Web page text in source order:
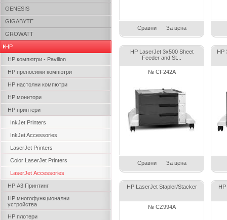
GENESIS
GIGABYTE
GROWATT
HP
HP компютри - Pavilion
HP преносими компютри
HP настолни компютри
HP монитори
HP принтери
InkJet Printers
InkJet Accessories
LaserJet Printers
Color LaserJet Printers
LaserJet Аccessories
HP А3 Принтинг
HP многофункционални
устройства
HP плотери
Сравни За цена
HP LaserJet 3x500 Sheet
Feeder and St...
№ CF242A
Сравни За цена
HP
HP LaserJet Stapler/Stacker
№ CZ994A